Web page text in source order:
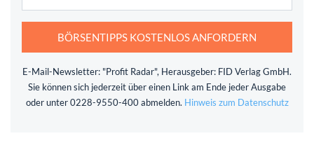
BÖRSENTIPPS KOSTENLOS ANFORDERN
E-Mail-Newsletter: "Profit Radar", Herausgeber: FID Verlag GmbH.
Sie können sich jederzeit über einen Link am Ende jeder Ausgabe
oder unter 0228-9550-400 abmelden. Hinweis zum Datenschutz